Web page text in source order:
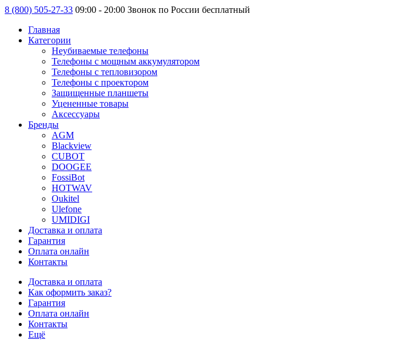
8 (800) 505-27-33 09:00 - 20:00 Звонок по России бесплатный
Главная
Категории
Неубиваемые телефоны
Телефоны с мощным аккумулятором
Телефоны с тепловизором
Телефоны с проектором
Защищенные планшеты
Уцененные товары
Аксессуары
Бренды
AGM
Blackview
CUBOT
DOOGEE
FossiBot
HOTWAV
Oukitel
Ulefone
UMIDIGI
Доставка и оплата
Гарантия
Оплата онлайн
Контакты
Доставка и оплата
Как оформить заказ?
Гарантия
Оплата онлайн
Контакты
Ещё